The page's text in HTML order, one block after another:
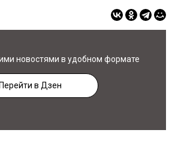
новостями в удобном формате
Перейти в Дзен